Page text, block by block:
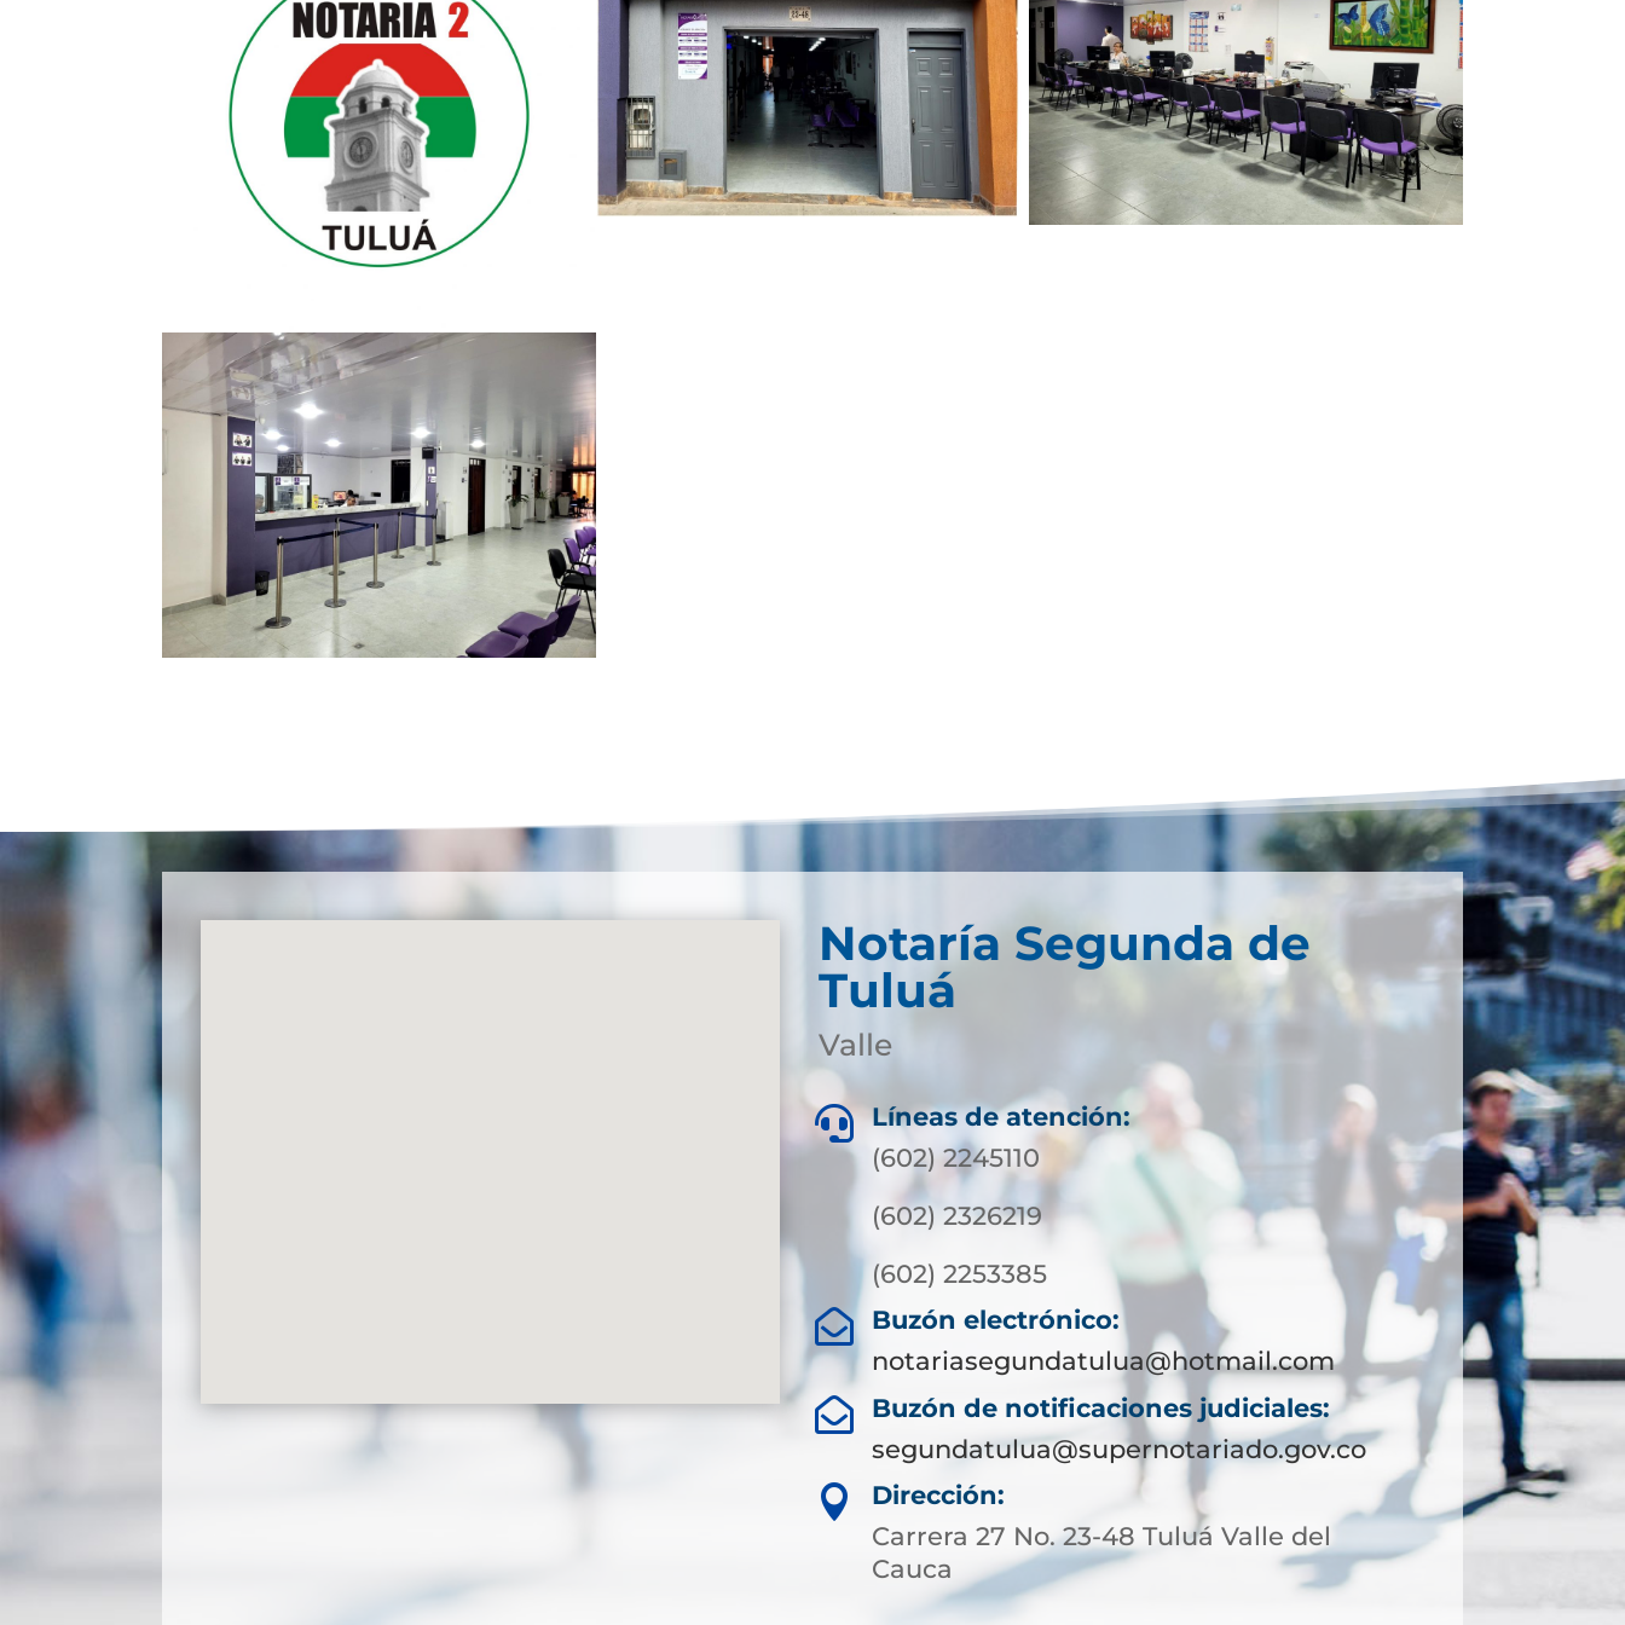
Notaría Segunda de
Tuluá
Valle
 Líneas de atención:
(602) 2245110
(602) 2326219
(602) 2253385

Buzón electrónico:
notariasegundatulua@hotmail.com

Buzón de notificaciones judiciales:
segundatulua@supernotariado.gov.co

Dirección:
Carrera 27 No. 23-48 Tuluá Valle del
Cauca